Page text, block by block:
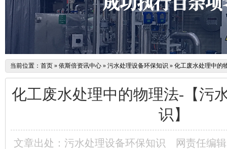
当前位置： 首页 » 依斯倍资讯中心 » 污水处理设备环保知识 » 化工废水处理中的
化工废水处理中的物理法-【污
识】
文章出处：污水处理设备环保知识
网责任编